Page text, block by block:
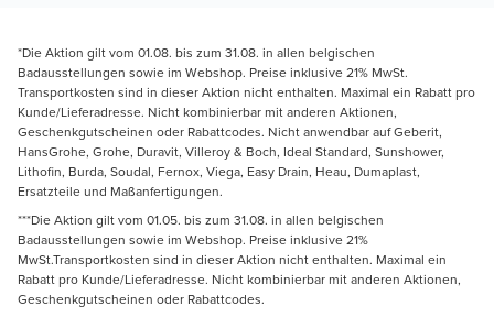
*Die Aktion gilt vom 01.08. bis zum 31.08. in allen belgischen
Badausstellungen sowie im Webshop. Preise inklusive 21% MwSt.
Transportkosten sind in dieser Aktion nicht enthalten. Maximal ein Rabatt pro
Kunde/Lieferadresse. Nicht kombinierbar mit anderen Aktionen,
Geschenkgutscheinen oder Rabattcodes. Nicht anwendbar auf Geberit,
HansGrohe, Grohe, Duravit, Villeroy & Boch, Ideal Standard, Sunshower,
Lithofin, Burda, Soudal, Fernox, Viega, Easy Drain, Heau, Dumaplast,
Ersatzteile und Maßanfertigungen.
***Die Aktion gilt vom 01.05. bis zum 31.08. in allen belgischen
Badausstellungen sowie im Webshop. Preise inklusive 21%
MwSt.Transportkosten sind in dieser Aktion nicht enthalten. Maximal ein
Rabatt pro Kunde/Lieferadresse. Nicht kombinierbar mit anderen Aktionen,
Geschenkgutscheinen oder Rabattcodes.